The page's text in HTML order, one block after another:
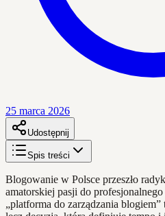
25 marca 2026
Udostępnij
Spis treści
Blogowanie w Polsce przeszło
amatorskiej pasji do
„platforma do zarządzania